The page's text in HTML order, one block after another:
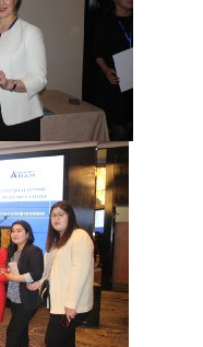
берүү" Эл аралык